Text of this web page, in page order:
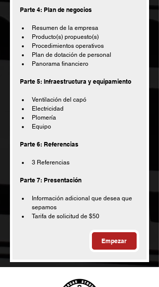
Parte 4: Plan de negocios
Resumen de la empresa
Producto(s) propuesto(s)
Procedimientos operativos
Plan de dotación de personal
Panorama financiero
Parte 5: Infraestructura y equipamiento
Ventilación del capó
Electricidad
Plomería
Equipo
Parte 6: Referencias
3 Referencias
Parte 7: Presentación
Información adicional que desea que
sepamos
Tarifa de solicitud de $50
Empezar